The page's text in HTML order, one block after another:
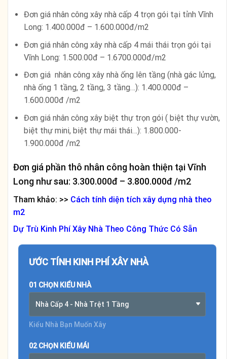
Đơn giá nhân công xây nhà cấp 4 trọn gói tại tỉnh Vĩnh
Long: 1.400.000đ – 1.600.000đ/m2
Đơn giá nhân công xây nhà cấp 4 mái thái trọn gói tại
Vĩnh Long: 1.500.00đ – 1.6700.000đ/m2
Đơn giá nhân công xây nhà ống lên tầng (nhà gác lửng,
nhà ống 1 tầng, 2 tầng, 3 tầng…): 1.400.000đ –
1.600.000đ /m2
Đơn giá nhân công xây biệt thự trọn gói ( biệt thự vườn,
biệt thự mini, biệt thự mái thái…): 1.800.000-
1.900.000đ /m2
Đơn giá phần thô nhân công hoàn thiện tại Vĩnh
Long như sau: 3.300.000đ – 3.800.000đ /m2
Tham khảo: >> Cách tính diện tích xây dựng nhà theo
m2
Dự Trù Kinh Phí Xây Nhà Theo Công Thức Có Sẵn
ƯỚC TÍNH KINH PHÍ XÂY NHÀ
01 CHỌN KIỂU NHÀ
Nhà Cấp 4 - Nhà Trệt 1 Tầng
Kiểu Nhà Bạn Muốn Xây
02 CHỌN KIỂU MÁI